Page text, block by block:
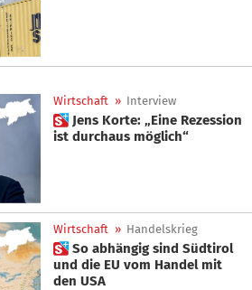
Wirtschaft » Interview
 Jens Korte: „Eine Rezession
ist durchaus möglich“
Wirtschaft » Handelskrieg
 So abhängig sind Südtirol
und die EU vom Handel mit
den USA